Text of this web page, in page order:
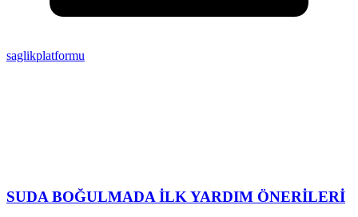
saglikplatformu
SUDA BOĞULMADA İLK YARDIM ÖNERİLERİ